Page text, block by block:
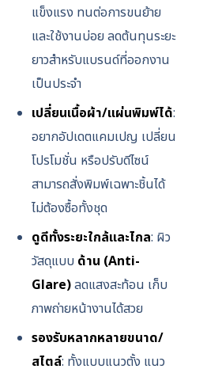
แข็งแรง ทนต่อการขนย้าย
และใช้งานบ่อย ลดต้นทุนระยะ
ยาวสำหรับแบรนด์ที่ออกงาน
เป็นประจำ
เปลี่ยนเนื้อผ้า/แผ่นพิมพ์ได้:
อยากอัปเดตแคมเปญ เปลี่ยน
โปรโมชั่น หรือปรับดีไซน์
สามารถสั่งพิมพ์เฉพาะชิ้นได้
ไม่ต้องซื้อทั้งชุด
ดูดีทั้งระยะใกล้และไกล: ผิว
วัสดุแบบ ด้าน (Anti-
Glare)ลดแสงสะท้อน เก็บ
ภาพถ่ายหน้างานได้สวย
รองรับหลากหลายขนาด/
สไตล์: ทั้งแบบแนวตั้ง แนว